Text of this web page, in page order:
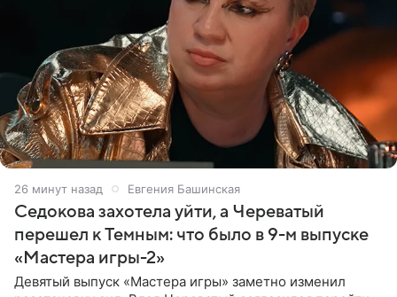
26 минут назад Евгения Башинская
Седокова захотела уйти, а Череватый
перешел к Темным: что было в 9-м выпуске
«Мастера игры-2»
Девятый выпуск «Мастера игры» заметно изменил